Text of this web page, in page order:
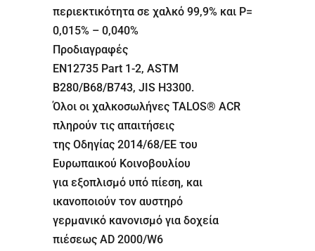
περιεκτικότητα σε χαλκό 99,9% και Ρ=
0,015% – 0,040%
Προδιαγραφές
EN12735 Part 1-2, ASTM
B280/B68/B743, JIS H3300.
Όλοι οι χαλκοσωλήνες TALOS® ACR
πληρούν τις απαιτήσεις
της Οδηγίας 2014/68/ΕΕ του
Ευρωπαικού Κοινοβουλίου
για εξοπλισμό υπό πίεση, και
ικανοποιούν τον αυστηρό
γερμανικό κανονισμό για δοχεία
πιέσεως AD 2000/W6